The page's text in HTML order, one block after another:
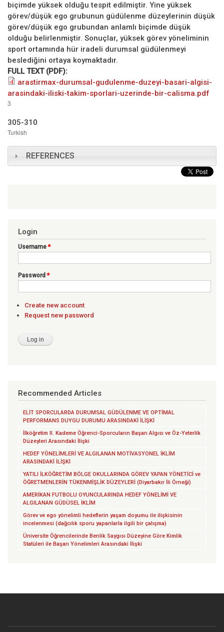
biçimde yüksek olduğu tespit edilmiştir. Yine yüksek
görev/düşük ego grubunun güdülenme düzeylerinin düşük
görev/düşük ego grubundan anlamlı biçimde düşük
olduğu belirlenmiştir. Sonuçlar, yüksek görev yöneliminin
sport ortamında hür iradeli durumsal güdülenmeyi
beslediğini ortaya koymaktadır.
FULL TEXT (PDF):
arastirmax-durumsal-gudulenme-duzeyi-basari-algisi-
arasindaki-iliski-takim-sporlari-uzerinde-bir-calisma.pdf
3
305-310
Turkish
REFERENCES
Login
Username*
Password*
Create new account
Request new password
Recommended Articles
ELİT SPORCULARDA DURUMSAL GÜDÜLENME VE OPTİMAL
PERFORMANS DUYGU DURUMU ARASINDAKİ İLİŞKİ
İlköğretim II. Kademe Öğrenci-Sporcuların Başarı Algısı ve Öz-Yeterlik
Düzeyleri Arasındaki İlişki
HEDEF YÖNELİMLERİ VE ALGILANAN MOTİVASYONEL İKLİM
ARASINDAKİ İLİŞKİ
YATILI İLKÖĞRETİM BÖLGE OKULLARINDA GÖREV YAPAN YÖNETİCİ ve
ÖĞRETMENLERİN TÜKENMİŞLİK DÜZEYLERİ (Diyarbakır İli Örneği)
AMERİKAN FUTBOLU OYUNCULARINDA HEDEF YÖNELİMİ VE
ALGILANAN GÜDÜSEL İKLİM
Görev ve ego yönelimli hedeflerin yaşam doyumu ile ilişkisinin
incelenmesi (dağcılık sporu yapanlarla ilgili bir çalışma)
Üniversite Öğrencilerinde Benlik Saygısı Düzeyine Göre Kimlik
Statüleri ile Başarı Yönelimleri Arasındaki İlişki